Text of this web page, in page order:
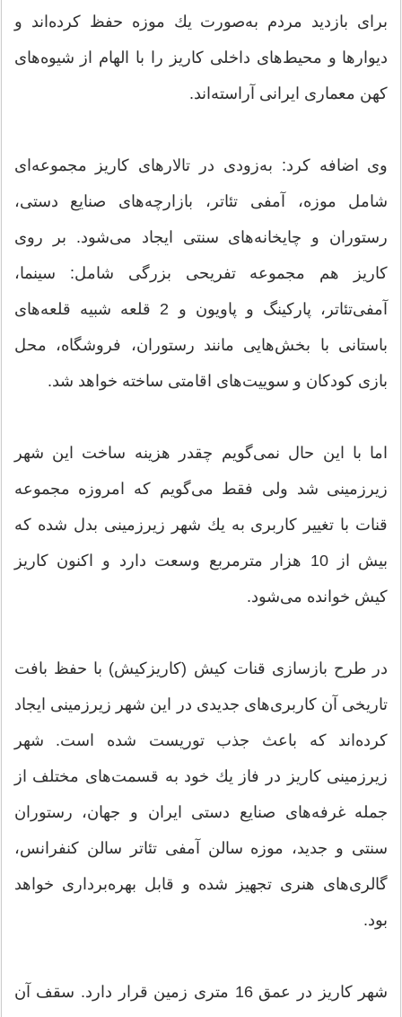
برای بازدید مردم به‌صورت یك موزه حفظ كرده‌اند و
دیوارها و محیط‌های داخلی كاریز را با الهام از شیوه‌های
كهن معماری ایرانی آراسته‌اند.
وی اضافه كرد: به‌زودی در تالارهای كاریز مجموعه‌ای
شامل موزه، آمفی تئاتر، بازارچه‌های صنایع دستی،
رستوران و چایخانه‌های سنتی ایجاد می‌شود. بر روی
كاریز هم مجموعه تفریحی بزرگی شامل: سینما،
آمفی‌تئاتر، پاركینگ و پاویون و 2 قلعه شبیه قلعه‌های
باستانی با بخش‌هایی مانند رستوران، فروشگاه، محل
بازی كودكان و سوییت‌های اقامتی ساخته خواهد شد.
اما با این حال نمی‌گویم چقدر هزینه ساخت این شهر
زیرزمینی شد ولی فقط می‌گویم كه امروزه مجموعه
قنات با تغییر كاربری به یك شهر زیر‌زمینی بدل شده كه
بیش از 10 هزار مترمربع وسعت دارد و اكنون كاریز
كیش خوانده می‌شود.
در طرح بازسازی قنات كیش (كاریزكیش) با حفظ بافت
تاریخی آن كاربری‌های جدیدی در این شهر زیرزمینی ایجاد
كرده‌اند كه باعث جذب توریست شده است. شهر
زیرزمینی كاریز در فاز یك خود به قسمت‌های مختلف از
جمله غرفه‌های صنایع دستی ایران و جهان، رستوران
سنتی و جدید، موزه سالن آمفی تئاتر سالن كنفرانس،
گالری‌های هنری تجهیز شده و قابل بهره‌برداری خواهد
بود.
شهر كاریز در عمق 16 متری زمین قرار دارد. سقف آن